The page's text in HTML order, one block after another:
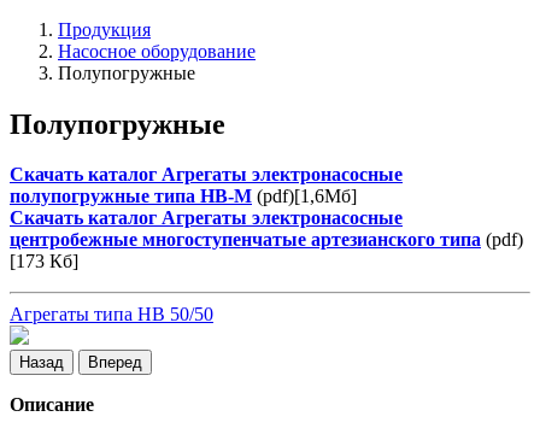
Продукция
Насосное оборудование
Полупогружные
Полупогружные
Скачать каталог Агрегаты электронасосные
полупогружные типа НВ-М (pdf)[1,6Мб]
Скачать каталог Агрегаты электронасосные
центробежные многоступенчатые артезианского типа (pdf)
[173 Кб]
Агрегаты типа НВ 50/50
Назад Вперед
Описание